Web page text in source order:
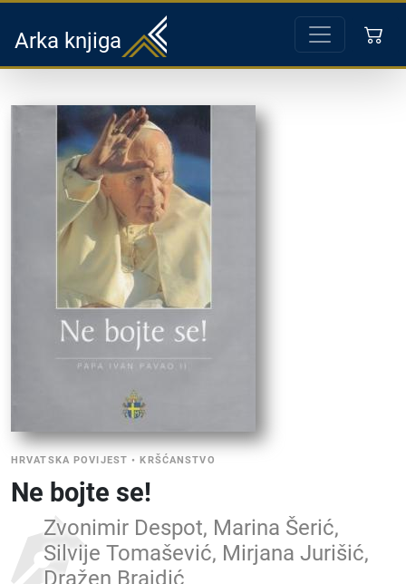
Arka knjiga
HRVATSKA POVIJEST •KRŠĆANSTVO
Ne bojte se!
Zvonimir Despot, Marina Šerić,
Silvije Tomašević, Mirjana Jurišić,
Dražen Brajdić